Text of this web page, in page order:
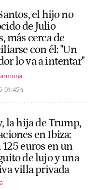
el hijo no
de Julio
más cerca de
con él: "Un
lo va a intentar"
01:45h
la hija de Trump,
en Ibiza:
125 euros en un
de lujo y una
villa privada